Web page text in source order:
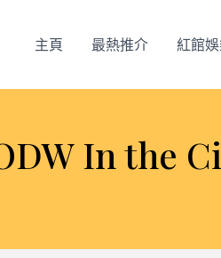
主頁 最熱推介 紅館
In the